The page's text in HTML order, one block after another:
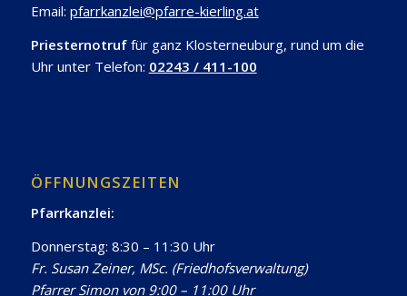
Email: pfarrkanzlei@pfarre-kierling.at
Priesternotruf für ganz Klosterneuburg, rund um die
Uhr unter Telefon: 02243 / 411-100
ÖFFNUNGSZEITEN
Pfarrkanzlei:
Donnerstag: 8:30 – 11:30 Uhr
Fr. Susan Zeiner, MSc. (Friedhofsverwaltung)
Pfarrer Simon von 9:00 – 11:00 Uhr